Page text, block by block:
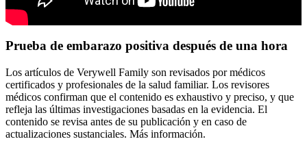
Prueba de embarazo positiva después de una hora
Los artículos de Verywell Family son revisados por médicos
certificados y profesionales de la salud familiar. Los revisores
médicos confirman que el contenido es exhaustivo y preciso, y que
refleja las últimas investigaciones basadas en la evidencia. El
contenido se revisa antes de su publicación y en caso de
actualizaciones sustanciales. Más información.